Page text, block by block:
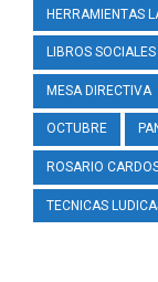
HERRAMIENTAS
LIBROS SOCIALES
MESA DIRECTIVA
OCTUBRE
ROSARIO
TECNICAS